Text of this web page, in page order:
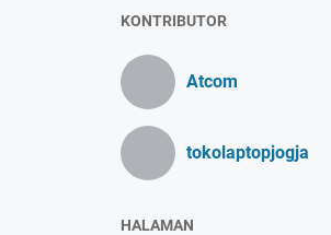
KONTRIBUTOR
Atcom
tokolaptopjogja
HALAMAN